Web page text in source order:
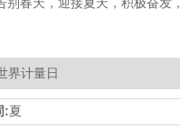
界计量日
:夏